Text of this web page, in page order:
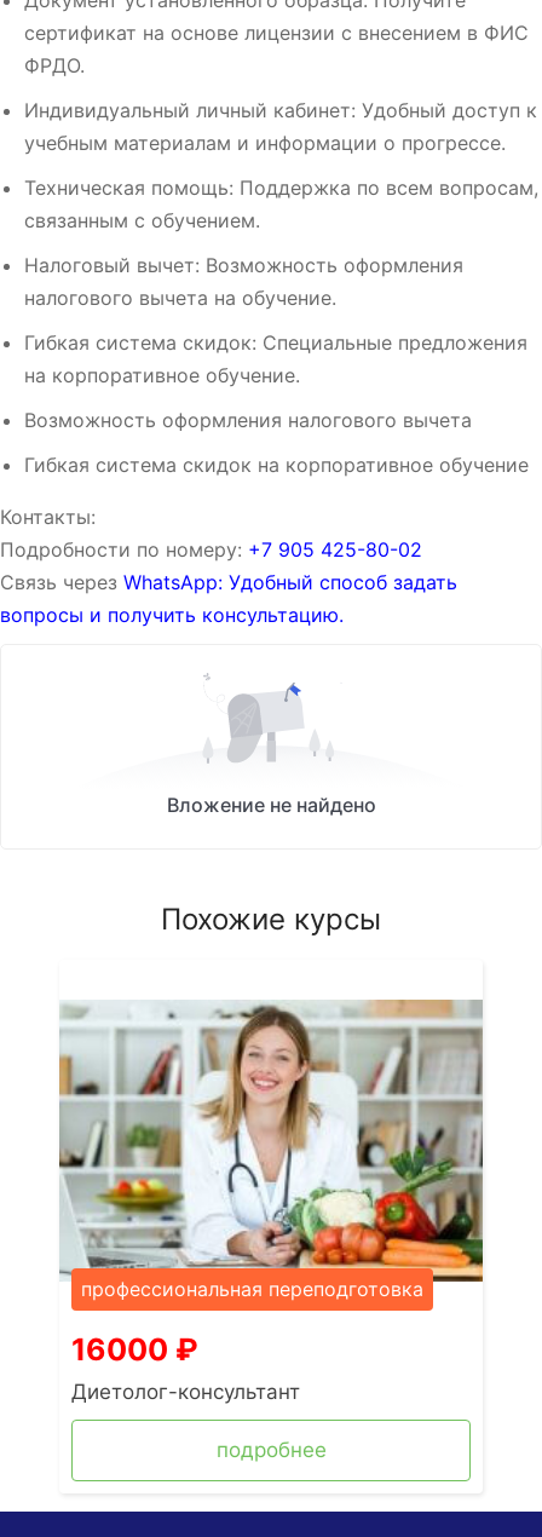
сертификат на основе лицензии с внесением в ФИС
ФРДО.
Индивидуальный личный кабинет: Удобный доступ к
учебным материалам и информации о прогрессе.
Техническая помощь: Поддержка по всем вопросам,
связанным с обучением.
Налоговый вычет: Возможность оформления
налогового вычета на обучение.
Гибкая система скидок: Специальные предложения
на корпоративное обучение.
Возможность оформления налогового вычета
Гибкая система скидок на корпоративное обучение
Контакты:
Подробности по номеру: ‪‪+7 905 425-80-02‬‬
Связь через WhatsApp: Удобный способ задать
вопросы и получить консультацию.
Вложение не найдено
Похожие курсы
профессиональная переподготовка
16000 ₽
Диетолог-консультант
подробнее